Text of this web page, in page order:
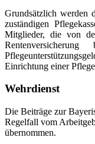
Grundsätzlich werden
zuständigen
Mitglieder, die von
Einrichtung einer
Wehrdienst
Die Beiträge zur
Regelfall vom
übernommen.